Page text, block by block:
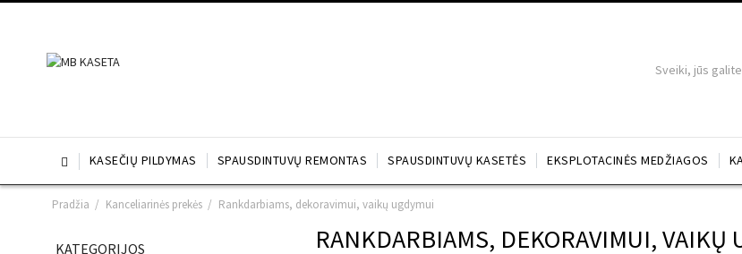
Sveiki, jūs galite
 KASEČIŲ PILDYMAS SPAUSDINTUVŲ REMONTAS SPAUSDINTUVŲ KASETĖS EKSPLOTACINĖS MEDŽIAGOS
Pradžia / Kanceliarinės prekės / Rankdarbiams, dekoravimui, vaikų ugdymui
RANKDARBIAMS, DEKORAVIMUI, VAIKŲ
KATEGORIJOS